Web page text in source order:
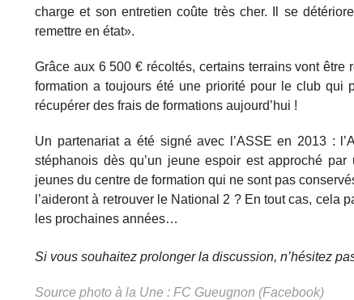
charge et son entretien coûte très cher. Il se
remettre en état».
Grâce aux 6 500 € récoltés, certains terrains vont
formation a toujours été une priorité pour le club qui
récupérer des frais de formations aujourd’hui !
Un partenariat a été signé avec l’ASSE en 2013 :
stéphanois dès qu’un jeune espoir est approché
jeunes du centre de formation qui ne sont pas
l’aideront à retrouver le National 2 ? En tout cas,
les prochaines années…
Si vous souhaitez prolonger la discussion, n’hésitez
Source photo à la Une : FC Gueugnon (Facebook)